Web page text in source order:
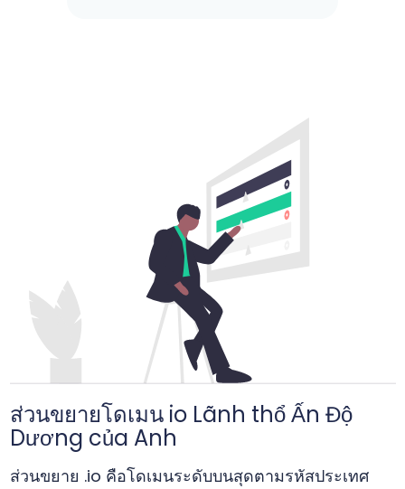
ส่วนขยายโดเมน io Lãnh thổ Ấn Độ
Dương của Anh
ส่วนขยาย .io คือโดเมนระดับบนสุดตามรหัสประเทศ